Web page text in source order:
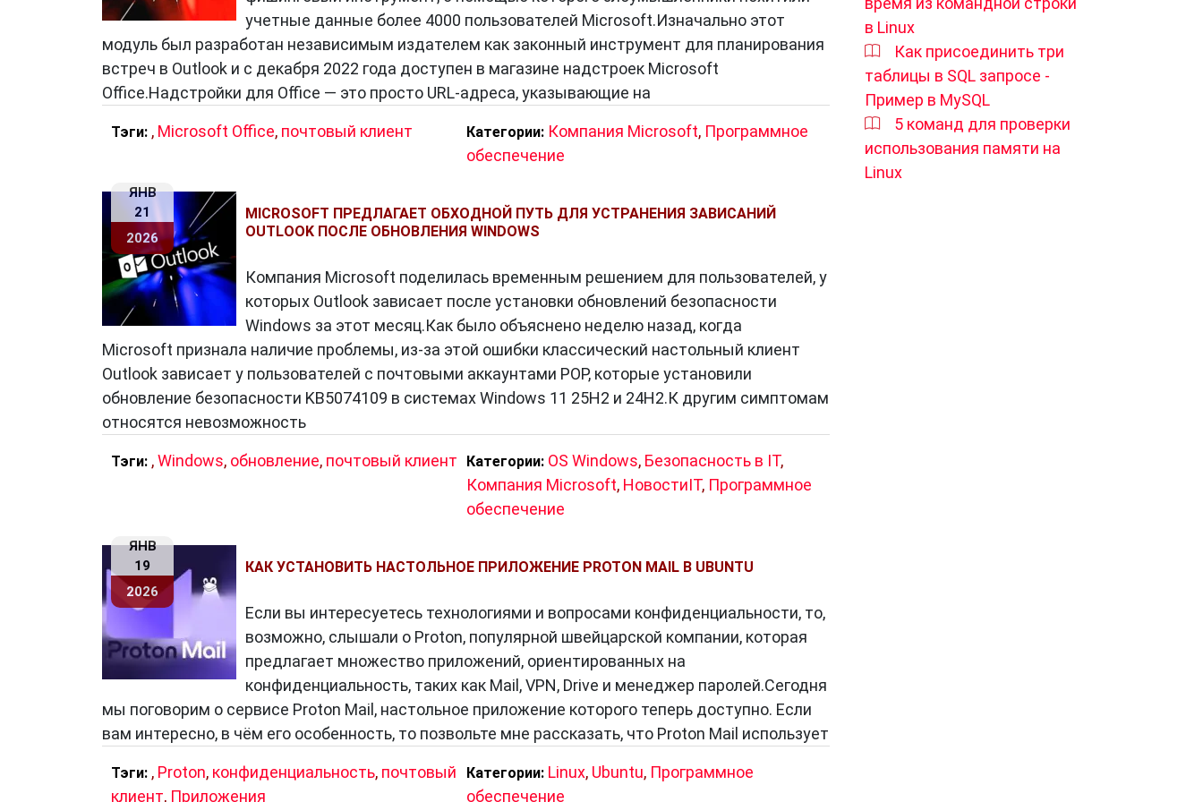
учетные данные более 4000 пользователей Microsoft.Изначально этот
модуль был разработан независимым издателем как законный инструмент для планирования
встреч в Outlook и с декабря 2022 года доступен в магазине надстроек Microsoft
Office.Надстройки для Office — это просто URL-адреса, указывающие на
Тэги: , Microsoft Office, почтовый клиент Категории: Компания Microsoft, Программное
обеспечение
ЯНВ
21
2026
MICROSOFT ПРЕДЛАГАЕТ ОБХОДНОЙ ПУТЬ ДЛЯ УСТРАНЕНИЯ ЗАВИСАНИЙ
OUTLOOK ПОСЛЕ ОБНОВЛЕНИЯ WINDOWS
Компания Microsoft поделилась временным решением для пользователей, у
которых Outlook зависает после установки обновлений безопасности
Windows за этот месяц.Как было объяснено неделю назад, когда
Microsoft признала наличие проблемы, из-за этой ошибки классический настольный клиент
Outlook зависает у пользователей с почтовыми аккаунтами POP, которые установили
обновление безопасности KB5074109 в системах Windows 11 25H2 и 24H2.К другим симптомам
относятся невозможность
Тэги: ,Windows, обновление, почтовый клиент Категории: OS Windows, Безопасность в IT,
Компания Microsoft, НовостиIT, Программное
обеспечение
ЯНВ
19
2026
КАК УСТАНОВИТЬ НАСТОЛЬНОЕ ПРИЛОЖЕНИЕ PROTON MAIL В UBUNTU
Если вы интересуетесь технологиями и вопросами конфиденциальности, то,
возможно, слышали о Proton, популярной швейцарской компании, которая
предлагает множество приложений, ориентированных на
конфиденциальность, таких как Mail, VPN, Drive и менеджер паролей.Сегодня
мы поговорим о сервисе Proton Mail, настольное приложение которого теперь доступно. Если
вам интересно, в чём его особенность, то позвольте мне рассказать, что Proton Mail использует
Тэги: , Proton, конфиденциальность, почтовый
клиент, Приложения
Категории: Linux, Ubuntu, Программное
обеспечение
в Linux
Как присоединить три
таблицы в SQL запросе -
Пример в MySQL
5 команд для проверки
использования памяти на
Linux